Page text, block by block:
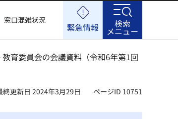
窓口混雑状況
緊急情報 検索
メニュー
教育委員会の会議資料（令和6年第1回
終更新日 2024年3月29日 ページID 10751